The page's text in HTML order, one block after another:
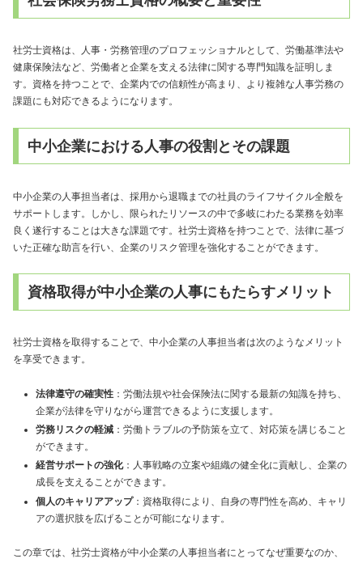
社労士資格は、人事・労務管理のプロフェッショナルとして、労働基準法や
健康保険法など、労働者と企業を支える法律に関する専門知識を証明しま
す。資格を持つことで、企業内での信頼性が高まり、より複雑な人事労務の
課題にも対応できるようになります。
中小企業における人事の役割とその課題
中小企業の人事担当者は、採用から退職までの社員のライフサイクル全般を
サポートします。しかし、限られたリソースの中で多岐にわたる業務を効率
良く遂行することは大きな課題です。社労士資格を持つことで、法律に基づ
いた正確な助言を行い、企業のリスク管理を強化することができます。
資格取得が中小企業の人事にもたらすメリット
社労士資格を取得することで、中小企業の人事担当者は次のようなメリット
を享受できます。
法律遵守の確実性 ：労働法規や社会保険法に関する最新の知識を持ち、
企業が法律を守りながら運営できるように支援します。
労務リスクの軽減 ：労働トラブルの予防策を立て、対応策を講じること
ができます。
経営サポートの強化：人事戦略の立案や組織の健全化に貢献し、企業の
成長を支えることができます。
個人のキャリアアップ：資格取得により、自身の専門性を高め、キャリ
アの選択肢を広げることが可能になります。
この章では、社労士資格が中小企業の人事担当者にとってなぜ重要なのか、